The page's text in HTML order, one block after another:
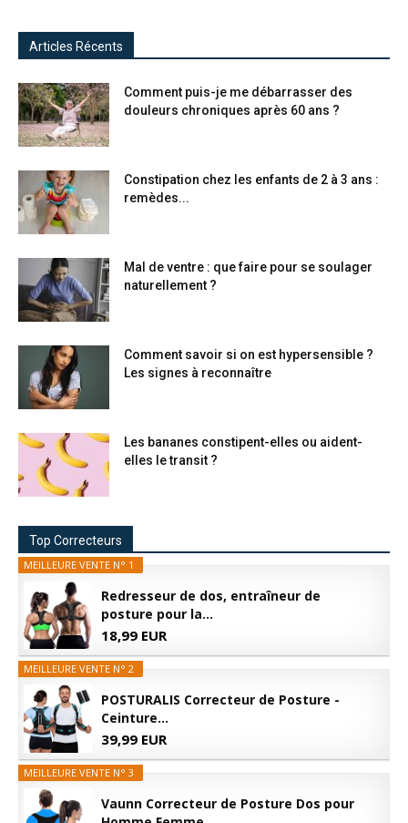
Articles Récents
Comment puis-je me débarrasser des
douleurs chroniques après 60 ans ?
Constipation chez les enfants de 2 à 3 ans :
remèdes...
Mal de ventre : que faire pour se soulager
naturellement ?
Comment savoir si on est hypersensible ?
Les signes à reconnaître
Les bananes constipent-elles ou aident-
elles le transit ?
Top Correcteurs
MEILLEURE VENTE N° 1
Redresseur de dos, entraîneur de
posture pour la...
18,99 EUR
MEILLEURE VENTE N° 2
POSTURALIS Correcteur de Posture -
Ceinture...
39,99 EUR
MEILLEURE VENTE N° 3
Vaunn Correcteur de Posture Dos pour